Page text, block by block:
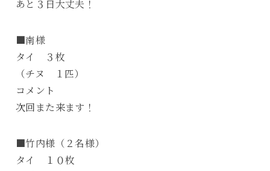
あと３日大丈夫！
■南様
タイ ３枚
（チヌ １匹）
コメント
次回また来ます！
■竹内様（２名様）
タイ １０枚